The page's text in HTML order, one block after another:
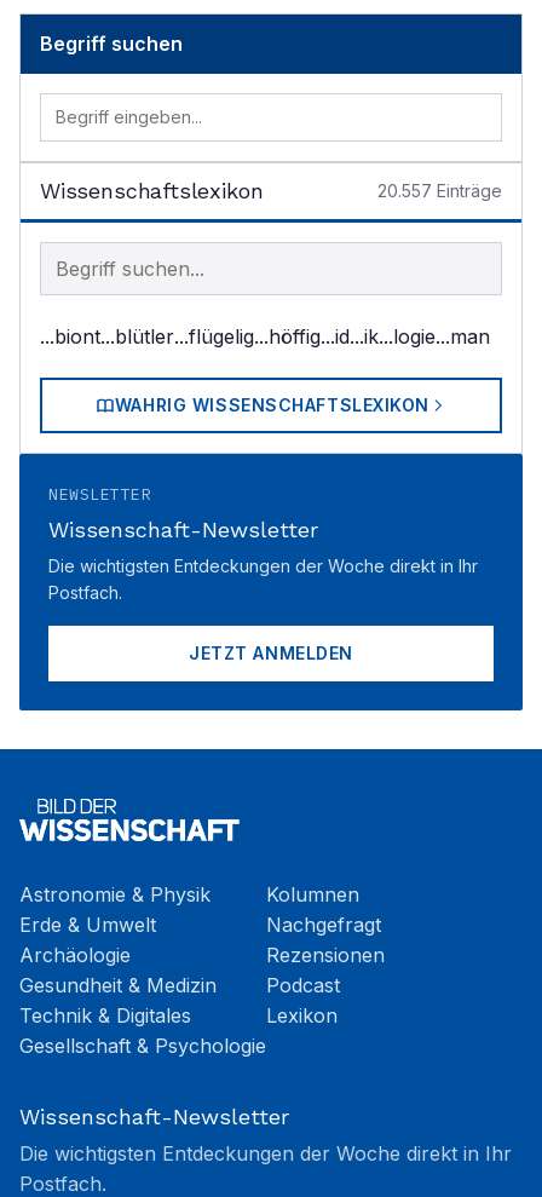
Begriff suchen
Wissenschaftslexikon 20.557 Einträge
Begriff im Lexikon suchen
...biont...blütler...flügelig...höffig...id...ik...logie...man
WAHRIG WISSENSCHAFTSLEXIKON
NEWSLETTER
Wissenschaft-Newsletter
Die wichtigsten Entdeckungen der Woche direkt in Ihr
Postfach.
JETZT ANMELDEN
Astronomie & Physik
Erde & Umwelt
Archäologie
Gesundheit & Medizin
Technik & Digitales
Gesellschaft & Psychologie
Kolumnen
Nachgefragt
Rezensionen
Podcast
Lexikon
Wissenschaft-Newsletter
Die wichtigsten Entdeckungen der Woche direkt in Ihr
Postfach.